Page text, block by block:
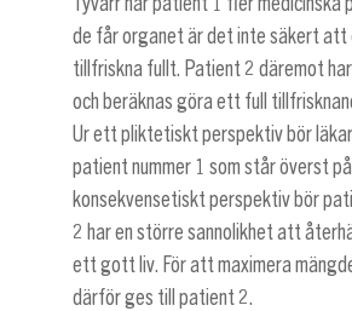
de får organet är det inte säkert att
tillfriskna fullt. Patient 2 däremot
och beräknas göra ett full
Ur ett pliktetiskt perspektiv bör
patient nummer 1 som står överst
konsekvensetiskt perspektiv bör
2 har en större sannolikhet att
ett gott liv. För att maximera
därför ges till patient 2.